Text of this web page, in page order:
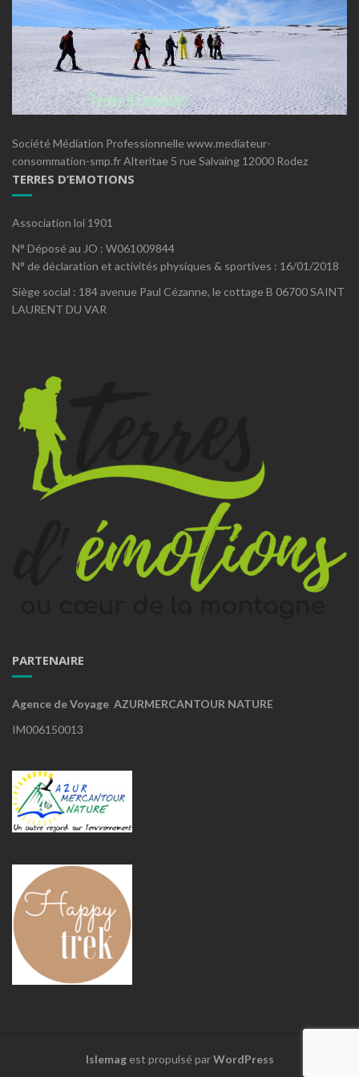
Société Médiation Professionnelle www.mediateur-
consommation-smp.fr Alteritae 5 rue Salvaing 12000 Rodez
TERRES D’EMOTIONS
Association loi 1901
N° Déposé au JO : W061009844
N° de déclaration et activités physiques & sportives : 16/01/2018
Siège social : 184 avenue Paul Cézanne, le cottage B 06700 SAINT
LAURENT DU VAR
PARTENAIRE
Agence de Voyage AZURMERCANTOUR NATURE
IM006150013
Islemagest propulsé parWordPress